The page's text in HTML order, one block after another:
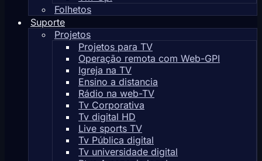
Folhetos
Suporte
Projetos
Projetos para TV
Operação remota com Web-GPI
Igreja na TV
Ensino a distancia
Rádio na web-TV
Tv Corporativa
Tv digital HD
Live sports TV
Tv Pública digital
Tv universidade digital